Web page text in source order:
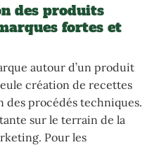
des produits
fortes et
autour d’un produit
création de recettes
des procédés techniques.
sur le terrain de la
Pour les